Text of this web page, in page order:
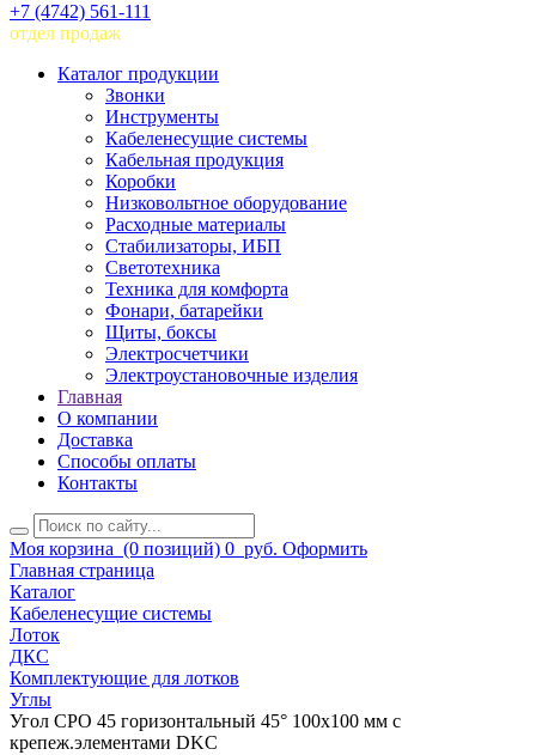
+7 (4742) 561-111
отдел продаж
Каталог продукции
Звонки
Инструменты
Кабеленесущие системы
Кабельная продукция
Коробки
Низковольтное оборудование
Расходные материалы
Стабилизаторы, ИБП
Светотехника
Техника для комфорта
Фонари, батарейки
Щиты, боксы
Электросчетчики
Электроустановочные изделия
Главная
О компании
Доставка
Способы оплаты
Контакты
Моя корзина (0 позиций) 0 руб. Оформить
Главная страница
Каталог
Кабеленесущие системы
Лоток
ДКС
Комплектующие для лотков
Углы
Угол CPO 45 горизонтальный 45° 100х100 мм с
крепеж.элементами DKC